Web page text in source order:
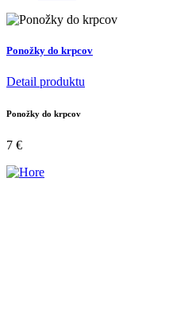
Ponožky do krpcov
Detail produktu
Ponožky do krpcov
7 €